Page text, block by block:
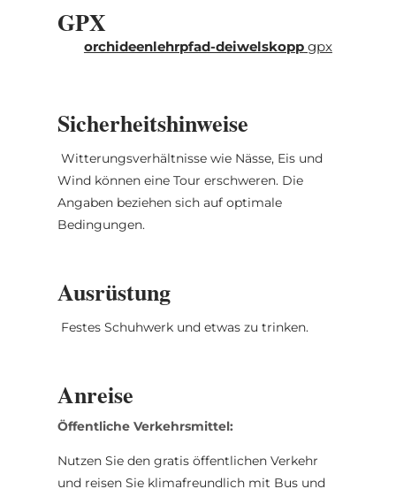
an Trockenrasen entlang oberhalb der
Ortschaft Moersdorf. Hier verläuft der Weg
zusammen mit dem Orchideenlehrpfad der
nach Born.
GPX
orchideenlehrpfad-deiwelskoppgpx
Sicherheitshinweise
Witterungsverhältnisse wie Nässe, Eis und
Wind können eine Tour erschweren. Die
Angaben beziehen sich auf optimale
Bedingungen.
Ausrüstung
Festes Schuhwerk und etwas zu trinken.
Anreise
Öffentliche Verkehrsmittel:
Nutzen Sie den gratis öffentlichen Verkehr
und reisen Sie klimafreundlich mit Bus und